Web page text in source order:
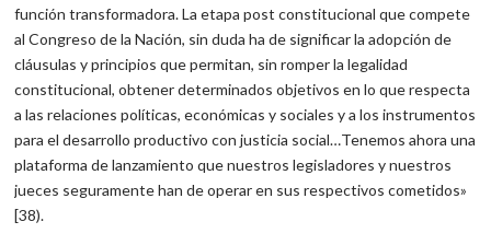
función transformadora. La etapa post constitucional que compete
al Congreso de la Nación, sin duda ha de significar la adopción de
cláusulas y principios que permitan, sin romper la legalidad
constitucional, obtener determinados objetivos en lo que respecta
a las relaciones políticas, económicas y sociales y a los instrumentos
para el desarrollo productivo con justicia social…Tenemos ahora una
plataforma de lanzamiento que nuestros legisladores y nuestros
jueces seguramente han de operar en sus respectivos cometidos»
[38).